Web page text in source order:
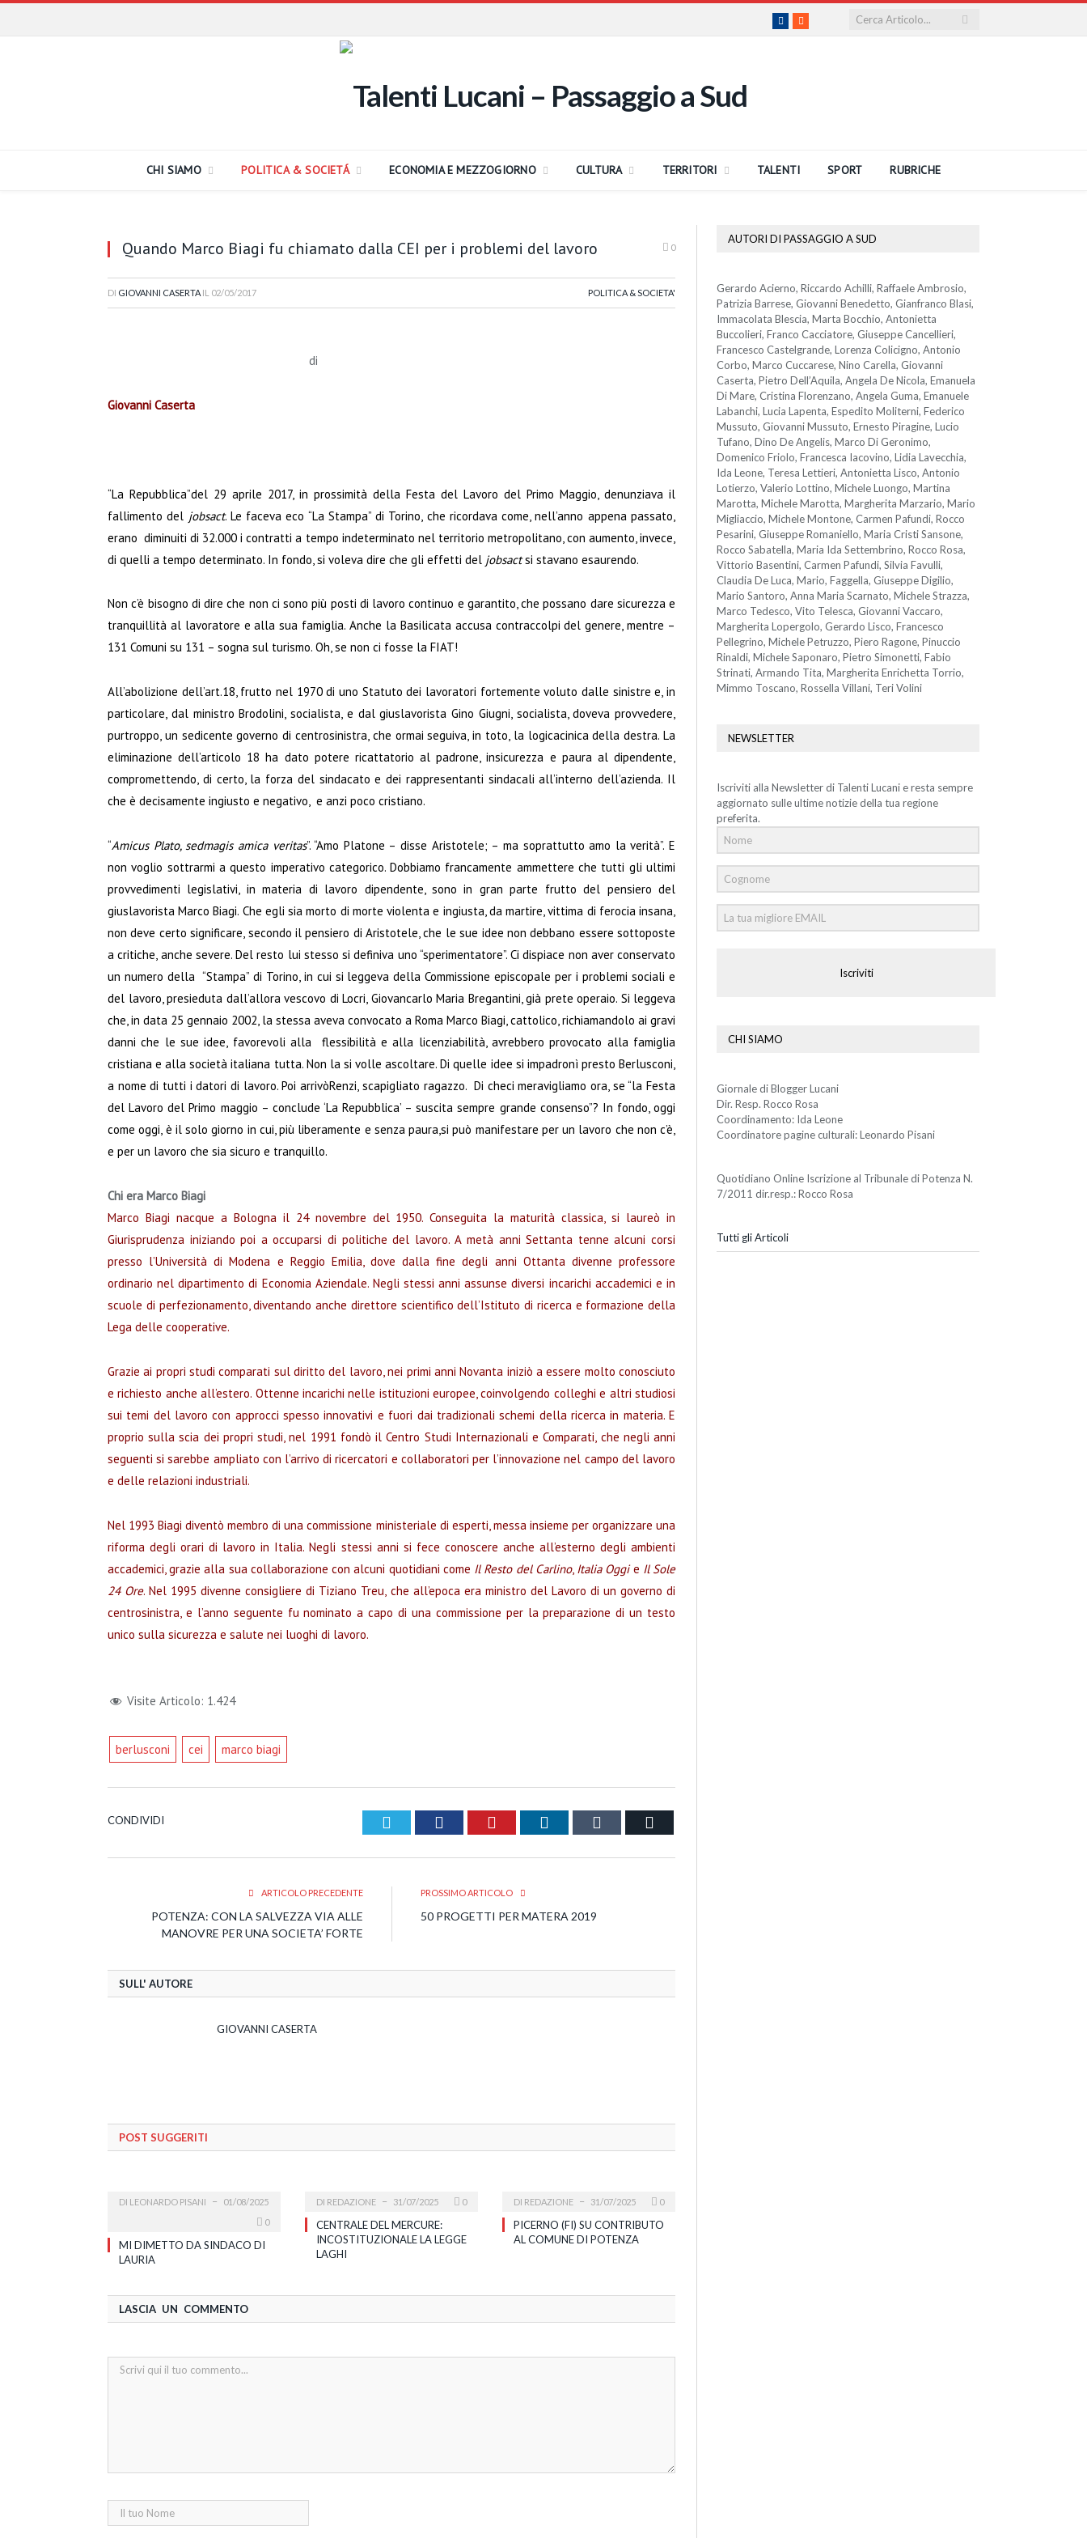
Facebook
RSS
CHI SIAMO POLITICA & SOCIETÁ ECONOMIA E MEZZOGIORNO CULTURA TERRITORI TALENTI SPORT RUBRICHE
Quando Marco Biagi fu chiamato dalla CEI per i problemi del lavoro 0
DI GIOVANNI CASERTA IL 02/05/2017 POLITICA & SOCIETA'
di
Giovanni Caserta
“La Repubblica”del 29 aprile 2017, in prossimità della Festa del Lavoro del Primo Maggio, denunziava il
fallimento del jobsact. Le faceva eco “La Stampa” di Torino, che ricordava come, nell’anno appena passato,
erano diminuiti di 32.000 i contratti a tempo indeterminato nel territorio metropolitano, con aumento, invece,
di quelli a tempo determinato. In fondo, si voleva dire che gli effetti del jobsactsi stavano esaurendo.
Non c’è bisogno di dire che non ci sono più posti di lavoro continuo e garantito, che possano dare sicurezza e
tranquillità al lavoratore e alla sua famiglia. Anche la Basilicata accusa contraccolpi del genere, mentre –
131 Comuni su 131 – sogna sul turismo. Oh, se non ci fosse la FIAT!
All’abolizione dell’art.18, frutto nel 1970 di uno Statuto dei lavoratori fortemente voluto dalle sinistre e, in
particolare, dal ministro Brodolini, socialista, e dal giuslavorista Gino Giugni, socialista, doveva provvedere,
purtroppo, un sedicente governo di centrosinistra, che ormai seguiva, in toto, la logicacinica della destra. La
eliminazione dell’articolo 18 ha dato potere ricattatorio al padrone, insicurezza e paura al dipendente,
compromettendo, di certo, la forza del sindacato e dei rappresentanti sindacali all’interno dell’azienda. Il
che è decisamente ingiusto e negativo, e anzi poco cristiano.
“Amicus Plato, sedmagis amica veritas”. “Amo Platone – disse Aristotele; – ma soprattutto amo la verità”. E
non voglio sottrarmi a questo imperativo categorico. Dobbiamo francamente ammettere che tutti gli ultimi
provvedimenti legislativi, in materia di lavoro dipendente, sono in gran parte frutto del pensiero del
giuslavorista Marco Biagi. Che egli sia morto di morte violenta e ingiusta, da martire, vittima di ferocia insana,
non deve certo significare, secondo il pensiero di Aristotele, che le sue idee non debbano essere sottoposte
a critiche, anche severe. Del resto lui stesso si definiva uno “sperimentatore”. Ci dispiace non aver conservato
un numero della “Stampa” di Torino, in cui si leggeva della Commissione episcopale per i problemi sociali e
del lavoro, presieduta dall’allora vescovo di Locri, Giovancarlo Maria Bregantini, già prete operaio. Si leggeva
che, in data 25 gennaio 2002, la stessa aveva convocato a Roma Marco Biagi, cattolico, richiamandolo ai gravi
danni che le sue idee, favorevoli alla flessibilità e alla licenziabilità, avrebbero provocato alla famiglia
cristiana e alla società italiana tutta. Non la si volle ascoltare. Di quelle idee si impadronì presto Berlusconi,
a nome di tutti i datori di lavoro. Poi arrivòRenzi, scapigliato ragazzo. Di checi meravigliamo ora, se “la Festa
del Lavoro del Primo maggio – conclude ‘La Repubblica’ – suscita sempre grande consenso”? In fondo, oggi
come oggi, è il solo giorno in cui, più liberamente e senza paura,si può manifestare per un lavoro che non c’è,
e per un lavoro che sia sicuro e tranquillo.
Chi era Marco Biagi
Marco Biagi nacque a Bologna il 24 novembre del 1950. Conseguita la maturità classica, si laureò in
Giurisprudenza iniziando poi a occuparsi di politiche del lavoro. A metà anni Settanta tenne alcuni corsi
presso l’Università di Modena e Reggio Emilia, dove dalla fine degli anni Ottanta divenne professore
ordinario nel dipartimento di Economia Aziendale. Negli stessi anni assunse diversi incarichi accademici e in
scuole di perfezionamento, diventando anche direttore scientifico dell’Istituto di ricerca e formazione della
Lega delle cooperative.
Grazie ai propri studi comparati sul diritto del lavoro, nei primi anni Novanta iniziò a essere molto conosciuto
e richiesto anche all’estero. Ottenne incarichi nelle istituzioni europee, coinvolgendo colleghi e altri studiosi
sui temi del lavoro con approcci spesso innovativi e fuori dai tradizionali schemi della ricerca in materia. E
proprio sulla scia dei propri studi, nel 1991 fondò il Centro Studi Internazionali e Comparati, che negli anni
seguenti si sarebbe ampliato con l’arrivo di ricercatori e collaboratori per l’innovazione nel campo del lavoro
e delle relazioni industriali.
Nel 1993 Biagi diventò membro di una commissione ministeriale di esperti, messa insieme per organizzare una
riforma degli orari di lavoro in Italia. Negli stessi anni si fece conoscere anche all’esterno degli ambienti
accademici, grazie alla sua collaborazione con alcuni quotidiani come Il Resto del Carlino, Italia Oggie Il Sole
24 Ore. Nel 1995 divenne consigliere di Tiziano Treu, che all’epoca era ministro del Lavoro di un governo di
centrosinistra, e l’anno seguente fu nominato a capo di una commissione per la preparazione di un testo
unico sulla sicurezza e salute nei luoghi di lavoro.
Visite Articolo: 1.424
berlusconi cei marco biagi
CONDIVIDI Twitter Facebook Pinterest LinkedIn Tumblr
ARTICOLO PRECEDENTE
POTENZA: CON LA SALVEZZA VIA ALLE
MANOVRE PER UNA SOCIETA’ FORTE
PROSSIMO ARTICOLO
50 PROGETTI PER MATERA 2019
SULL' AUTORE
GIOVANNI CASERTA
POST SUGGERITI
DI LEONARDO PISANI
01/08/2025
0
MI DIMETTO DA SINDACO DI
LAURIA
DI REDAZIONE 31/07/2025 0
CENTRALE DEL MERCURE:
INCOSTITUZIONALE LA LEGGE
LAGHI
DI REDAZIONE 31/07/2025 0
PICERNO (FI) SU CONTRIBUTO
AL COMUNE DI POTENZA
LASCIA UN COMMENTO
AUTORI DI PASSAGGIO A SUD
Gerardo Acierno, Riccardo Achilli, Raffaele Ambrosio,
Patrizia Barrese, Giovanni Benedetto, Gianfranco Blasi,
Immacolata Blescia, Marta Bocchio, Antonietta
Buccolieri, Franco Cacciatore, Giuseppe Cancellieri,
Francesco Castelgrande, Lorenza Colicigno, Antonio
Corbo, Marco Cuccarese, Nino Carella, Giovanni
Caserta, Pietro Dell’Aquila, Angela De Nicola, Emanuela
Di Mare, Cristina Florenzano, Angela Guma, Emanuele
Labanchi, Lucia Lapenta, Espedito Moliterni, Federico
Mussuto, Giovanni Mussuto, Ernesto Piragine, Lucio
Tufano, Dino De Angelis, Marco Di Geronimo,
Domenico Friolo, Francesca Iacovino, Lidia Lavecchia,
Ida Leone, Teresa Lettieri, Antonietta Lisco, Antonio
Lotierzo, Valerio Lottino, Michele Luongo, Martina
Marotta, Michele Marotta, Margherita Marzario, Mario
Migliaccio, Michele Montone, Carmen Pafundi, Rocco
Pesarini, Giuseppe Romaniello, Maria Cristi Sansone,
Rocco Sabatella, Maria Ida Settembrino, Rocco Rosa,
Vittorio Basentini, Carmen Pafundi, Silvia Favulli,
Claudia De Luca, Mario, Faggella, Giuseppe Digilio,
Mario Santoro, Anna Maria Scarnato, Michele Strazza,
Marco Tedesco, Vito Telesca, Giovanni Vaccaro,
Margherita Lopergolo, Gerardo Lisco, Francesco
Pellegrino, Michele Petruzzo, Piero Ragone, Pinuccio
Rinaldi, Michele Saponaro, Pietro Simonetti, Fabio
Strinati, Armando Tita, Margherita Enrichetta Torrio,
Mimmo Toscano, Rossella Villani, Teri Volini
NEWSLETTER
Iscriviti alla Newsletter di Talenti Lucani e resta sempre
aggiornato sulle ultime notizie della tua regione
preferita.
Iscriviti
CHI SIAMO
Giornale di Blogger Lucani
Dir. Resp. Rocco Rosa
Coordinamento: Ida Leone
Coordinatore pagine culturali: Leonardo Pisani
Quotidiano Online Iscrizione al Tribunale di Potenza N.
7/2011 dir.resp.: Rocco Rosa
Tutti gli Articoli